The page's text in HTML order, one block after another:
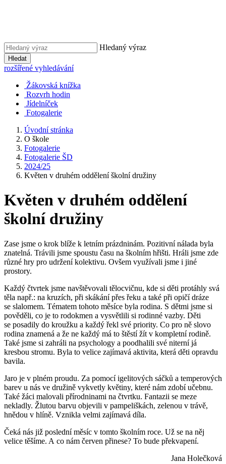
Hledaný výraz
Hledat
rozšířené vyhledávání
Žákovská knížka
Rozvrh hodin
Jídelníček
Fotogalerie
Úvodní stránka
O škole
Fotogalerie
Fotogalerie ŠD
2024/25
Květen v druhém oddělení školní družiny
Květen v druhém oddělení
školní družiny
Zase jsme o krok blíže k letním prázdninám. Pozitivní nálada byla
znatelná. Trávili jsme spoustu času na školním hřišti. Hráli jsme zde
různé hry pro udržení kolektivu. Ovšem využívali jsme i jiné
prostory.
Každý čtvrtek jsme navštěvovali tělocvičnu, kde si děti protáhly svá
těla např.: na kruzích, při skákání přes řeku a také při opičí dráze
se slalomem. Tématem tohoto měsíce byla rodina. S dětmi jsme si
pověděli, co je to rodokmen a vysvětlili si rodinné vazby. Děti
se posadily do kroužku a každý řekl své priority. Co pro ně slovo
rodina znamená a že ne každý má to štěstí žít v kompletní rodině.
Také jsme si zahráli na psychology a poodhalili své niterní já
kresbou stromu. Byla to velice zajímavá aktivita, která děti opravdu
bavila.
Jaro je v plném proudu. Za pomocí igelitových sáčků a temperových
barev u nás ve družině vykvetly květiny, které nám zdobí učebnu.
Také žáci malovali přírodninami na čtvrtku. Fantazii se meze
nekladly. Žlutou barvu objevili v pampeliškách, zelenou v trávě,
hnědou v hlíně. Vznikla velmi zajímavá díla.
Čeká nás již poslední měsíc v tomto školním roce. Už se na něj
velice těšíme. A co nám červen přinese? To bude překvapení.
Jana Holečková